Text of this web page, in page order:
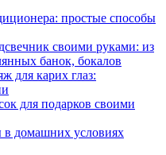
простые способы
своими руками: из
банок, бокалов
для карих глаз:
для подарков своими
в домашних условиях